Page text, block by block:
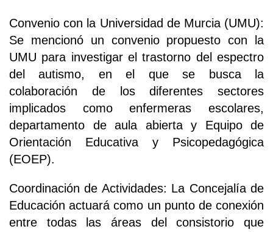
Convenio con la Universidad de Murcia (UMU):
Se mencionó un convenio propuesto con la
UMU para investigar el trastorno del espectro
del autismo, en el que se busca la
colaboración de los diferentes sectores
implicados como enfermeras escolares,
departamento de aula abierta y Equipo de
Orientación Educativa y Psicopedagógica
(EOEP).
Coordinación de Actividades: La Concejalía de
Educación actuará como un punto de conexión
entre todas las áreas del consistorio que